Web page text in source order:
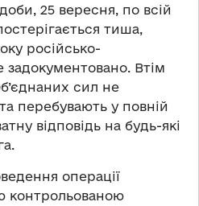
25 вересня, по всій
тиша,
російсько-
задокументовано. Втім
сил не
перебувають у повній
відповідь на будь-які
операції
контрольованою